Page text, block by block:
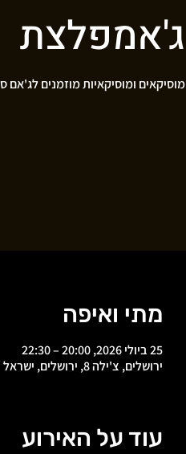
ג'אמפלצת
מוסיקאים ומוסיקאיות מוזמנים לג'אם
מתי ואיפה
25 ביולי 2026, 20:00 – 22:30
ירושלים, צ'ילה 8, ירושלים, ישראל
עוד על האירוע